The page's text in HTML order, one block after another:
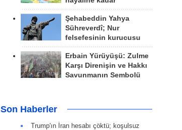
Şehabeddin Yahya
Sühreverdî; Nur
felsefesinin kurucusu
Erbain Yürüyüşü: Zulme
Karşı Direnişin ve Hakkı
Savunmanın Sembolü
Son Haberler
Trump'ın İran hesabı çöktü; koşulsuz